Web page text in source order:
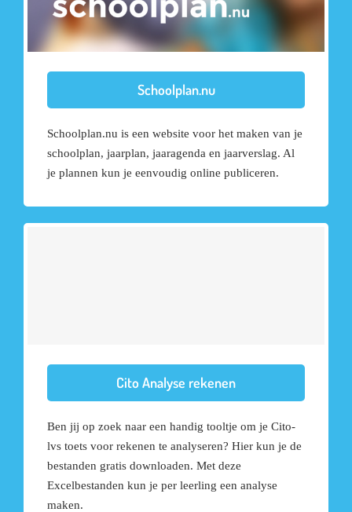
Schoolplan.nu
Schoolplan.nu is een website voor het maken van je
schoolplan, jaarplan, jaaragenda en jaarverslag. Al
je plannen kun je eenvoudig online publiceren.
Cito Analyse rekenen
Ben jij op zoek naar een handig tooltje om je Cito-
lvs toets voor rekenen te analyseren? Hier kun je de
bestanden gratis downloaden. Met deze
Excelbestanden kun je per leerling een analyse
maken.